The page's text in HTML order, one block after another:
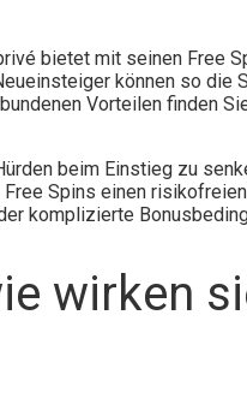
bietet mit seinen Free
können so die
Vorteilen finden
beim Einstieg zu
Spins einen
komplizierte
wirken